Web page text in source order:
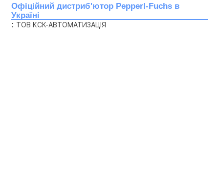
Офіційний дистриб'ютор Pepperl-Fuchs в
Україні
: ТОВ КСК-АВТОМАТИЗАЦІЯ